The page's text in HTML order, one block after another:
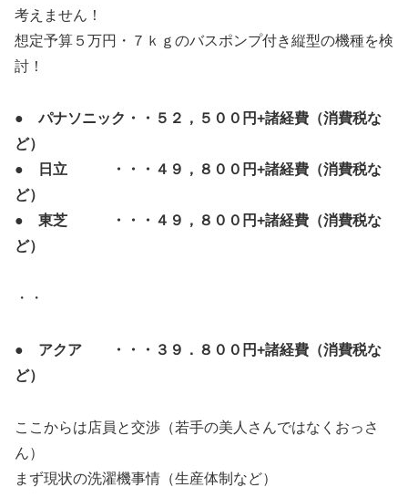
考えません！
想定予算５万円・７ｋｇのバスポンプ付き縦型の機種を検
討！
● パナソニック・・５２，５００円+諸経費（消費税な
ど）
● 日立 ・・・４９，８００円+諸経費（消費税な
ど）
● 東芝 ・・・４９，８００円+諸経費（消費税な
ど）
・・
● アクア ・・・３９．８００円+諸経費（消費税な
ど）
ここからは店員と交渉（若手の美人さんではなくおっさ
ん）
まず現状の洗濯機事情（生産体制など）